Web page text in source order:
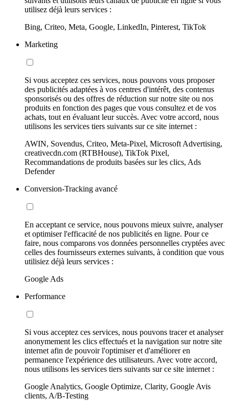
utilisez déjà leurs services :
Bing, Criteo, Meta, Google, LinkedIn, Pinterest, TikTok
Marketing
Si vous acceptez ces services, nous pouvons vous proposer
des publicités adaptées à vos centres d'intérêt, des contenus
sponsorisés ou des offres de réduction sur notre site ou nos
produits en fonction des pages que vous consultez et de vos
achats, tout en évaluant leur succès. Avec votre accord, nous
utilisons les services tiers suivants sur ce site internet :
AWIN, Sovendus, Criteo, Meta-Pixel, Microsoft Advertising,
creativecdn.com (RTBHouse), TikTok Pixel,
Recommandations de produits basées sur les clics, Ads
Defender
Conversion-Tracking avancé
En acceptant ce service, nous pouvons mieux suivre, analyser
et optimiser l'efficacité de nos publicités en ligne. Pour ce
faire, nous comparons vos données personnelles cryptées avec
celles des fournisseurs externes suivants, à condition que vous
utilisiez déjà leurs services :
Google Ads
Performance
Si vous acceptez ces services, nous pouvons tracer et analyser
anonymement les clics effectués et la navigation sur notre site
internet afin de pouvoir l'optimiser et d'améliorer en
permanence l'expérience des utilisateurs. Avec votre accord,
nous utilisons les services tiers suivants sur ce site internet :
Google Analytics, Google Optimize, Clarity, Google Avis
clients, A/B-Testing